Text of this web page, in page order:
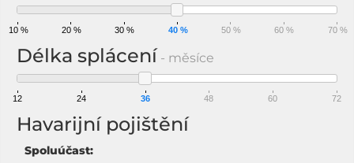
10 % 20 % 30 % 40 % 50 % 60 % 70 %
Délka splácení - měsíce
12 24 36 48 60 72
Havarijní pojištění
Spoluúčast: